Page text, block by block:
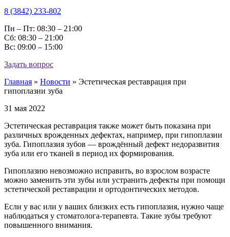
8 (3842) 233-802
Пн – Пт: 08:30 – 21:00
Cб: 08:30 – 21:00
Вс: 09:00 – 15:00
Задать вопрос
Главная » Новости » Эстетическая реставрация при
гипоплазии зуба
31 мая 2022
Эстетическая реставрация также может быть показана при
различных врожденных дефектах, например, при гипоплазии
зуба. Гипоплазия зубов — врождённый дефект недоразвития
зуба или его тканей в период их формирования.
Гипоплазию невозможно исправить, во взрослом возрасте
можно заменить эти зубы или устранить дефекты при помощи
эстетической реставрации и ортодонтических методов.
Если у вас или у ваших близких есть гипоплазия, нужно чаще
наблюдаться у стоматолога-терапевта. Такие зубы требуют
повышенного внимания.